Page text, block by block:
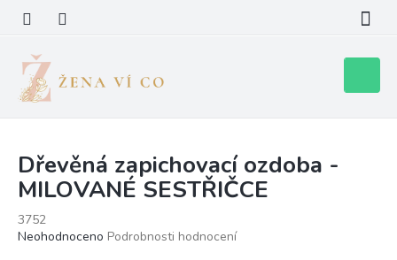
obsah
košík
Dřevěná zapichovací ozdoba -
MILOVANÉ SESTŘIČCE
3752
Průměrné
Neohodnoceno Podrobnosti hodnocení